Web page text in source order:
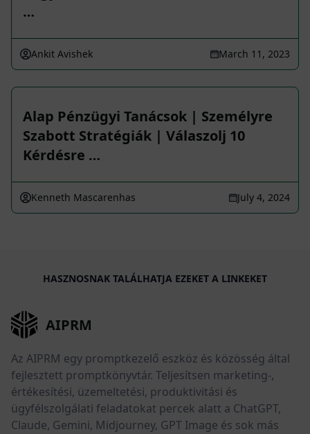
…
Ankit Avishek March 11, 2023
Alap Pénzügyi Tanácsok | Személyre
Szabott Stratégiák | Válaszolj 10
Kérdésre …
Kenneth Mascarenhas July 4, 2024
HASZNOSNAK TALÁLHATJA EZEKET A LINKEKET
AIPRM
Az AIPRM egy promptkezelő eszköz és közösség által
fejlesztett promptkönyvtár. Teljesítsen marketing-,
értékesítési, üzemeltetési, produktivitási és
ügyfélszolgálati feladatokat percek alatt a ChatGPT,
Claude, Gemini, Midjourney, GPT Image és sok más